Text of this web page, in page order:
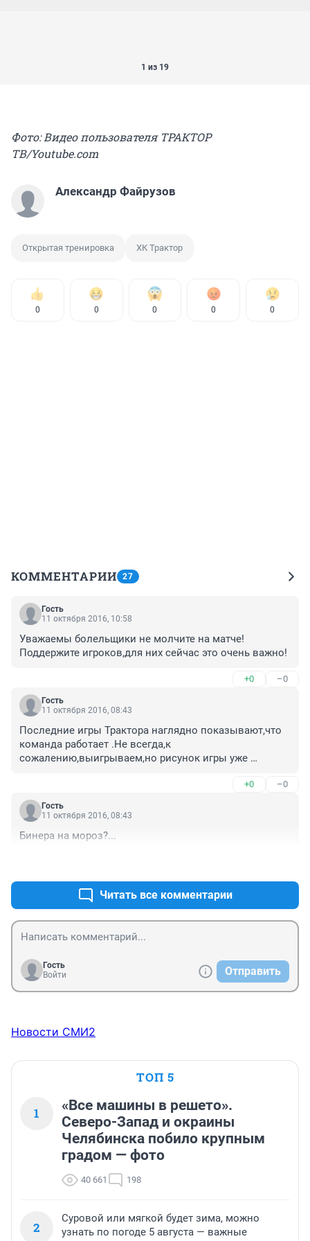
1 из 19
Фото: Видео пользователя ТРАКТОР
ТВ/Youtube.com
Александр Файрузов
Открытая тренировка ХК Трактор
0 0 0 0 0
КОММЕНТАРИИ 27
Гость
11 октября 2016, 10:58
Уважаемы болельщики не молчите на матче!
Поддержите игроков,для них сейчас это очень важно!
+0 –0
Гость
11 октября 2016, 08:43
Последние игры Трактора наглядно показывают,что
команда работает .Не всегда,к
сожалению,выигрываем,но рисунок игры уже
завершение недотягивает.Анвар молодец ,видно,что
тренерский штаб работает .С легионерами ,как
обычно ,но здесь надо спросить с Гомоляко и
побед Трактору!
+0 –0
Гость
11 октября 2016, 08:43
Бинера на мороз?...
Читать все комментарии
Гость
Войти
Отправить
Новости СМИ2
ТОП 5
1
«Все машины в решето».
Северо-Запад и окраины
Челябинска побило крупным
градом — фото
40 661 198
2
Суровой или мягкой будет зима, можно
узнать по погоде 5 августа — важные